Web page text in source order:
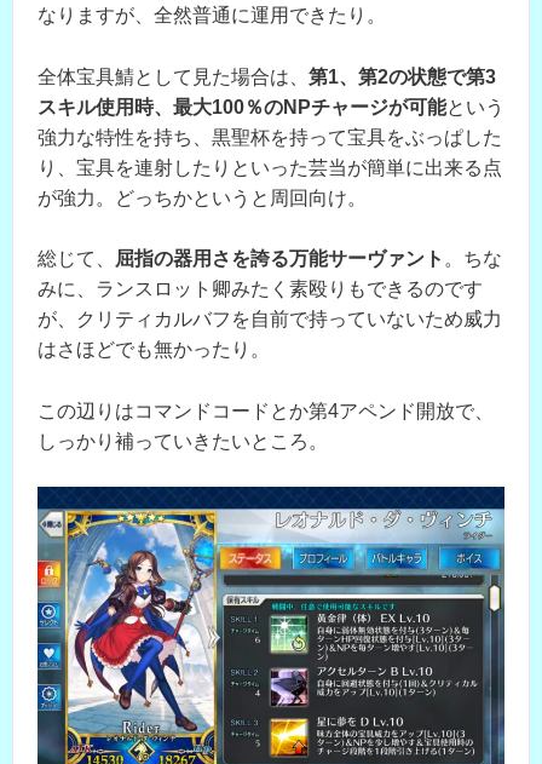
なりますが、全然普通に運用できたり。
全体宝具鯖として見た場合は、 第1、第2の状態で第3
スキル使用時、最大100％のNPチャージが可能という
強力な特性を持ち、黒聖杯を持って宝具をぶっぱした
り、宝具を連射したりといった芸当が簡単に出来る点
が強力。どっちかというと周回向け。
総じて、 屈指の器用さを誇る万能サーヴァント 。ちな
みに、ランスロット卿みたく素殴りもできるのです
が、クリティカルバフを自前で持っていないため威力
はさほどでも無かったり。
この辺りはコマンドコードとか第4アペンド開放で、
しっかり補っていきたいところ。